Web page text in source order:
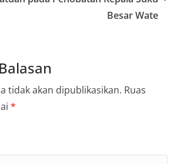
Besar Wate
tidak akan dipublikasikan. Ruas
*